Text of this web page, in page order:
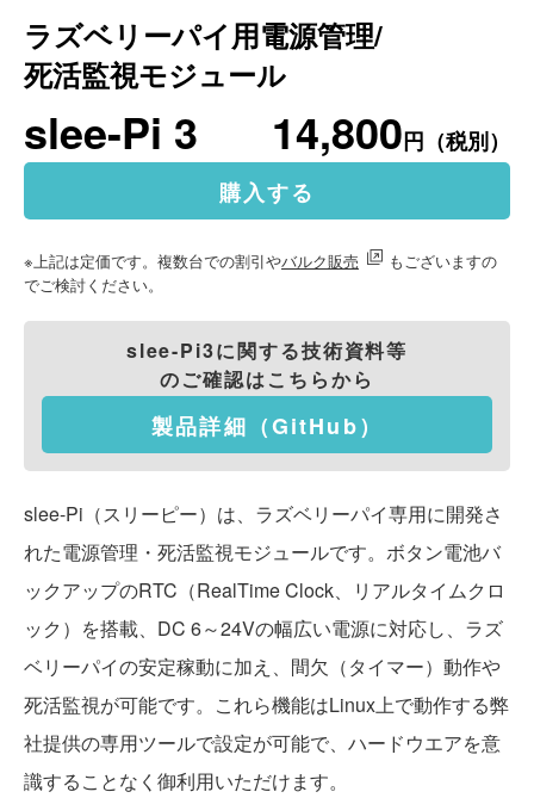
ラズベリーパイ用電源管理/
死活監視モジュール
slee-Pi 3 14,800円（税別）
購入する
※上記は定価です。複数台での割引やバルク販売
もございますの
でご検討ください。
slee-Pi3に関する技術資料等
のご確認はこちらから
製品詳細（GitHub）
slee-Pi（スリーピー）は、ラズベリーパイ専用に開発さ
れた電源管理・死活監視モジュールです。ボタン電池バ
ックアップのRTC（RealTime Clock、リアルタイムクロ
ック）を搭載、DC 6～24Vの幅広い電源に対応し、ラズ
ベリーパイの安定稼動に加え、間欠（タイマー）動作や
死活監視が可能です。これら機能はLinux上で動作する弊
社提供の専用ツールで設定が可能で、ハードウエアを意
識することなく御利用いただけます。